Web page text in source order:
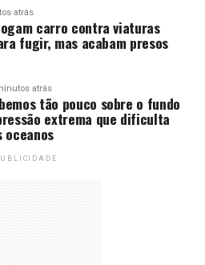
atrás
carro contra viaturas
fugir, mas acabam presos
atrás
tão pouco sobre o fundo
extrema que dificulta
oceanos